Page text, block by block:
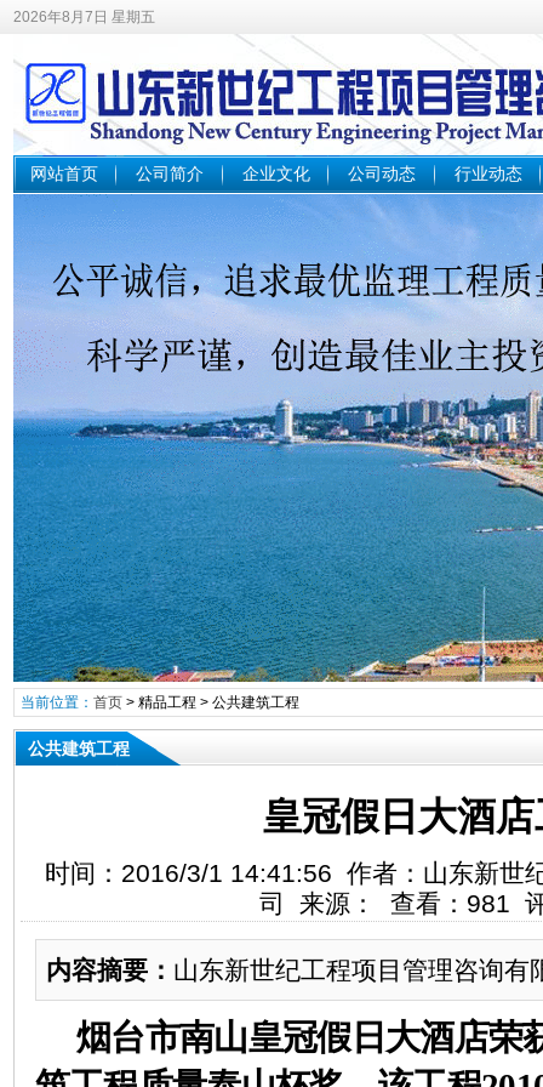
2026年8月7日 星期五
网站首页 公司简介 企业文化 公司动态 行业动态
当前位置： 首页> 精品工程 > 公共建筑工程
公共建筑工程
皇冠假日大酒
时间：2016/3/1 14:41:56 作者：山东新世
司 来源： 查看：981
内容摘要： 山东新世纪工程项目管理咨询有
烟台市南山皇冠假日大酒店荣